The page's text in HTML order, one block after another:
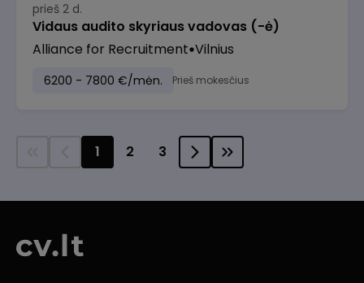
prieš 2 d.
Vidaus audito skyriaus vadovas (-ė)
Alliance for Recruitment Vilnius
6200 - 7800 €/mėn. Prieš mokesčius
1 2 3